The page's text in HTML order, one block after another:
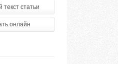
текст статьи
онлайн